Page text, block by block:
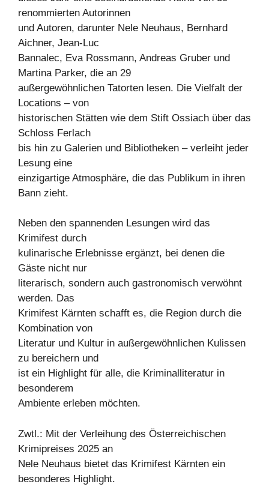
renommierten Autorinnen
und Autoren, darunter Nele Neuhaus, Bernhard
Aichner, Jean-Luc
Bannalec, Eva Rossmann, Andreas Gruber und
Martina Parker, die an 29
außergewöhnlichen Tatorten lesen. Die Vielfalt der
Locations – von
historischen Stätten wie dem Stift Ossiach über das
Schloss Ferlach
bis hin zu Galerien und Bibliotheken – verleiht jeder
Lesung eine
einzigartige Atmosphäre, die das Publikum in ihren
Bann zieht.
Neben den spannenden Lesungen wird das
Krimifest durch
kulinarische Erlebnisse ergänzt, bei denen die
Gäste nicht nur
literarisch, sondern auch gastronomisch verwöhnt
werden. Das
Krimifest Kärnten schafft es, die Region durch die
Kombination von
Literatur und Kultur in außergewöhnlichen Kulissen
zu bereichern und
ist ein Highlight für alle, die Kriminalliteratur in
besonderem
Ambiente erleben möchten.
Zwtl.: Mit der Verleihung des Österreichischen
Krimipreises 2025 an
Nele Neuhaus bietet das Krimifest Kärnten ein
besonderes Highlight.